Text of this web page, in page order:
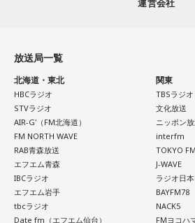
め、大切な予定を入れる場合は午前中
あります。
なお、これらは古くから伝わる暦の考
昇や成果を保証するものではありませ
フスタイルに合わせて、無理のない範
でしょう。
■令和8年8月8日の「8」が並ぶ日に注
2026年8月8日は、「令和8年8月8日」
放送日時：月曜～木曜 22:00～23:55
パーソナリティ：アンジー校長（アン
Gacharic Spin）、たんぼ教頭（溝上た
番組Webサイト：
https://
番組公式X：
団体を装い、義援金や寄付金を名目に
過去には、自宅を訪れて義援金を集め
を名乗る電話による詐欺も確認されて
が信頼できる団体であるか十分確認す
善意につけ込む手口に冷静な対応を
番組ではこのほかにも、「不要品を被
運営会社
放送局一覧
北海道・東北
HBCラジオ
STVラジオ
AIR-G'（FM北海道）
FM NORTH WAVE
RAB青森放送
エフエム青森
IBCラジオ
エフエム岩手
tbcラジオ
Date fm（エフエム仙台）
関東
TBSラジオ
文化放送
ニッポン
interfm
TOKYO FM
J-WAVE
ラジオ日本
BAYFM78
NACK5
FMヨコハ